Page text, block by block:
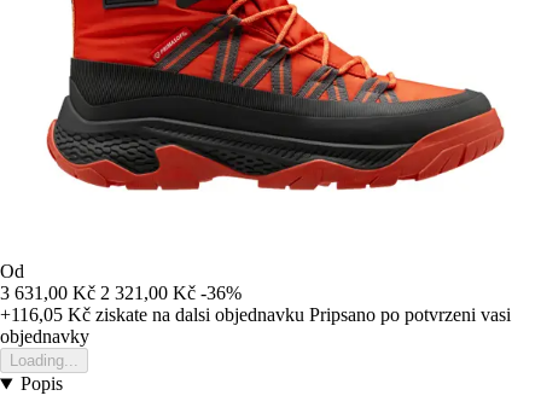
Od
3 631,00 Kč 2 321,00 Kč -36%
+116,05 Kč ziskate na dalsi objednavku Pripsano po potvrzeni vasi
objednavky
Loading...
Popis